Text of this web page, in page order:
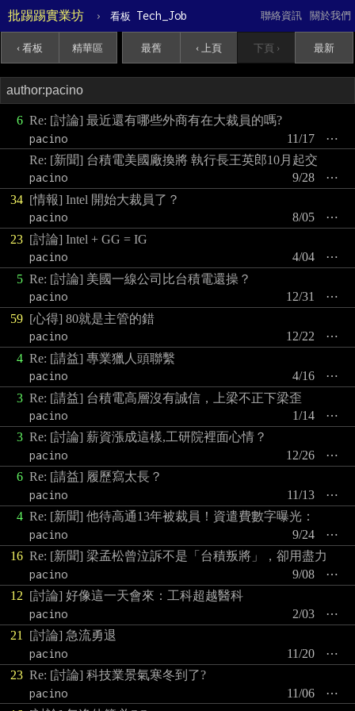
批踢踢實業坊 › 看板 Tech_Job 關於我們
聯絡資訊
‹ 看板 精華區 最舊 ‹ 上頁 下頁 › 最新
6 Re: [討論] 最近還有哪些外商有在大裁員的嗎?
pacino
⋯
11/17
Re: [新聞] 台積電美國廠換將 執行長王英郎10月起交
pacino
⋯
9/28
34 [情報] Intel 開始大裁員了？
pacino
⋯
8/05
23 [討論] Intel + GG = IG
pacino
⋯
4/04
5 Re: [討論] 美國一線公司比台積電還操？
pacino
⋯
12/31
59 [心得] 80就是主管的錯
pacino
⋯
12/22
4 Re: [請益] 專業獵人頭聯繫
pacino
⋯
4/16
3 Re: [請益] 台積電高層沒有誠信，上梁不正下梁歪
pacino
⋯
1/14
3 Re: [討論] 薪資漲成這樣,工研院裡面心情？
pacino
⋯
12/26
6 Re: [請益] 履歷寫太長？
pacino
⋯
11/13
4 Re: [新聞] 他待高通13年被裁員！資遣費數字曝光：
pacino
⋯
9/24
16 Re: [新聞] 梁孟松曾泣訴不是「台積叛將」，卻用盡力
pacino
⋯
9/08
12 [討論] 好像這一天會來：工科超越醫科
pacino
⋯
2/03
21
[討論] 急流勇退
pacino
⋯
11/20
23 Re: [討論] 科技業景氣寒冬到了?
pacino
⋯
11/06